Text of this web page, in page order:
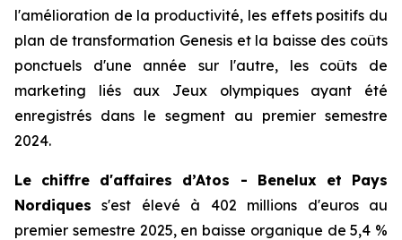
l'amélioration de la productivité, les effets positifs du
plan de transformation Genesis et la baisse des coûts
ponctuels d'une année sur l'autre, les coûts de
marketing liés aux Jeux olympiques ayant été
enregistrés dans le segment au premier semestre
2024.
Le chiffre d'affaires d’Atos - Benelux et Pays
Nordiques s'est élevé à 402 millions d'euros au
premier semestre 2025, en baisse organique de 5,4 %